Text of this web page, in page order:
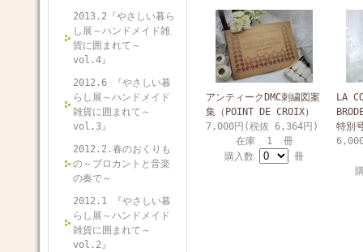
2013.2『やさしい暮ら
し展～ハンドメイド雑
貨に囲まれて～
vol.4』
2012.6 『やさしい暮
らし展～ハンドメイド
雑貨に囲まれて～
vol.3』
2012.2.春のおくりも
の～ブロカントと音楽
の奏で～
2012.1 『やさしい暮
らし展～ハンドメイド
雑貨に囲まれて～
vol.2』
アンティークDMC刺繍図案
集（POINT DE CROIX）
7,000円(税抜 6,364円)
在庫 1 冊
購入数
冊
LA
特別